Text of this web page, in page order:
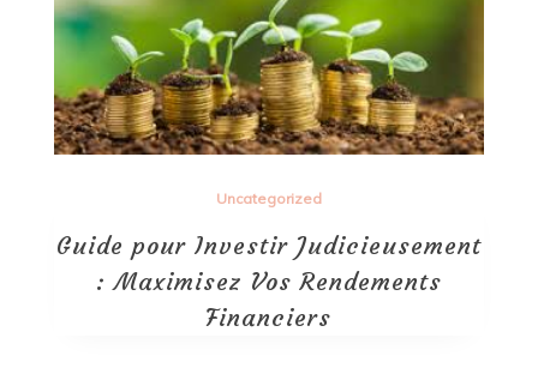
Uncategorized
Guide pour Investir Judicieusement
: Maximisez Vos Rendements
Financiers